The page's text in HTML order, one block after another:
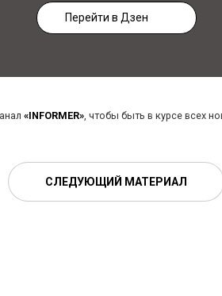
Перейти в Дзен
«INFORMER», чтобы быть в курсе всех
СЛЕДУЮЩИЙ МАТЕРИАЛ